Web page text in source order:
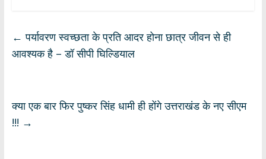
s
A
b
o
gr
a
e e
← पर्यावरण स्वच्छता के प्रति आदर होना छात्र जीवन से ही
आवश्यक है – डॉ सीपी घिल्डियाल
क्या एक बार फिर पुष्कर सिंह धामी ही होंगे उत्तराखंड के नए सीएम
!!! →